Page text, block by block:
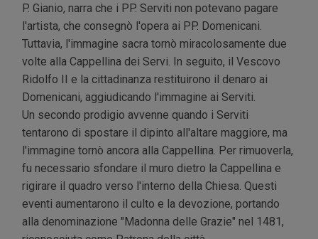
P. Gianio, narra che i PP. Serviti non potevano pagare
l'artista, che consegnò l'opera ai PP. Domenicani.
Tuttavia, l'immagine sacra tornò miracolosamente due
volte alla Cappellina dei Servi. In seguito, il Vescovo
Ridolfo II e la cittadinanza restituirono il denaro ai
Domenicani, aggiudicando l'immagine ai Serviti.
Un secondo prodigio avvenne quando i Serviti
tentarono di spostare il dipinto all'altare maggiore, ma
l'immagine tornò ancora alla Cappellina. Per rimuoverla,
fu necessario sfondare il muro dietro la Cappellina e
rigirare il quadro verso l'interno della Chiesa. Questi
eventi aumentarono il culto e la devozione, portando
alla denominazione "Madonna delle Grazie" nel 1481,